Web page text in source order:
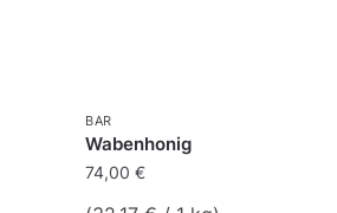
BAR
Wabenhonig
74,00€